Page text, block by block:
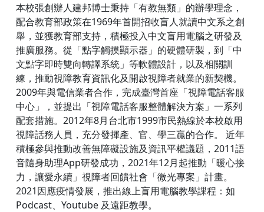
本校張創辦人建邦博士秉持「有教無類」的辦學理念，
配合教育部政策在1969年首開招收盲人就讀中文系之創
舉，並獲教育部支持，積極投入中文盲用電腦之研發及
推廣服務。從「點字觸摸顯示器」的硬體研製，到「中
文點字即時雙向轉譯系統」等軟體設計，以及相關訓
練，推動視障教育資訊化及開啟視障者就業的新契機。
2009年與電信業者合作，完成臺灣首座「視障電話客服
中心」，並提出「視障電話客服整體解決方案」一系列
配套措施。2012年8月台北市1999市民熱線於本校啟用
視障話務人員，充分發揮產、官、學三贏的合作。 近年
積極參與推動改善無障礙設施及資訊平權議題，2011語
音隨身助理App研發成功，2021年12月起推動「暖心接
力，讓愛永續」視障者回饋社會「微光專案」計畫。
2021因應疫情發展，推出線上盲用電腦教學課程：如
Podcast、Youtube 及遠距教學。